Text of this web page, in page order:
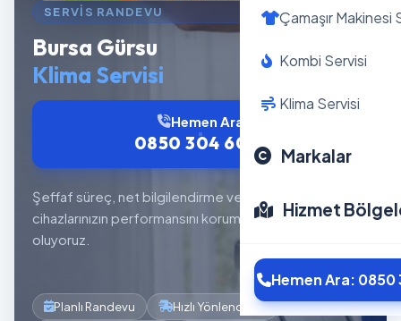
Çamaşır Makinesi
Kombi Servisi
Klima Servisi
Markalar
Hizmet
Hemen Ara: 0850
SERVIS RANDEVU
Bursa Gürsu
Klima Servisi
Şeffaf süreç, net bilgilendirme ve planlı servis akışıyla
cihazlarınızın performansını korumaya yardımcı
oluyoruz.
Hemen Ara
0850 304 6012
Planlı Randevu
Hızlı Yönlendirme